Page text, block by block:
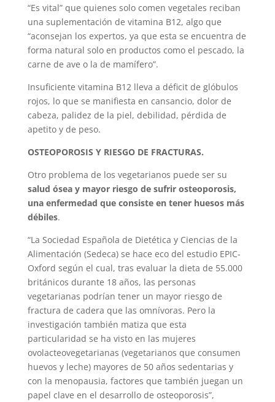
“Es vital” que quienes solo comen vegetales reciban
una suplementación de vitamina B12, algo que
“aconsejan los expertos, ya que esta se encuentra de
forma natural solo en productos como el pescado, la
carne de ave o la de mamífero”.
Insuficiente vitamina B12 lleva a déficit de glóbulos
rojos, lo que se manifiesta en cansancio, dolor de
cabeza, palidez de la piel, debilidad, pérdida de
apetito y de peso.
OSTEOPOROSIS Y RIESGO DE FRACTURAS.
Otro problema de los vegetarianos puede ser su
salud ósea y mayor riesgo de sufrir osteoporosis,
una enfermedad que consiste en tener huesos más
débiles.
“La Sociedad Española de Dietética y Ciencias de la
Alimentación (Sedeca) se hace eco del estudio EPIC-
Oxford según el cual, tras evaluar la dieta de 55.000
británicos durante 18 años, las personas
vegetarianas podrían tener un mayor riesgo de
fractura de cadera que las omnívoras. Pero la
investigación también matiza que esta
particularidad se ha visto en las mujeres
ovolacteovegetarianas (vegetarianos que consumen
huevos y leche) mayores de 50 años sedentarias y
con la menopausia, factores que también juegan un
papel clave en el desarrollo de osteoporosis”,